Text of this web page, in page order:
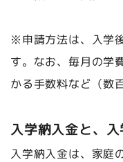
※申請方法は、入学
す。なお、毎月の学
かる手数料など（数
入学納入金と、
入学納入金は、家庭